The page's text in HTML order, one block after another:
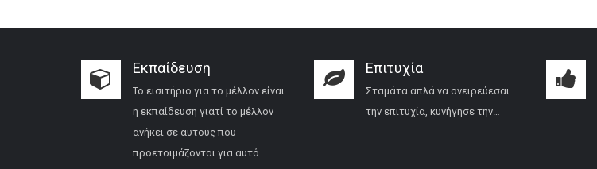
Εκπαίδευση
Το εισιτήριο για το μέλλον είναι
η εκπαίδευση γιατί το μέλλον
ανήκει σε αυτούς που
προετοιμάζονται για αυτό
Επιτυχία
Σταμάτα απλά να ονειρεύεσαι
την επιτυχία, κυνήγησε την…